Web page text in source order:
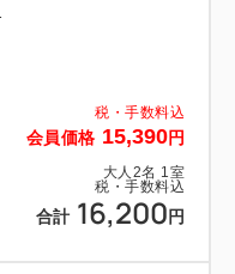
税・手数料込
会員価格 15,390円
大人 2名 1室
税・手数料込
合計 16,200 円